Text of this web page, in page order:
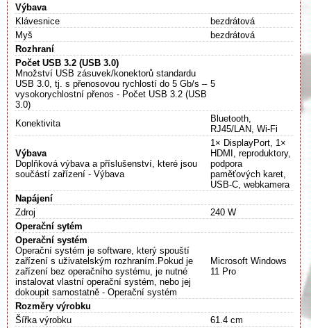
Výbava
Klávesnice
bezdrátová
Myš
bezdrátová
Rozhraní
Počet USB 3.2 (USB 3.0)
Množství USB zásuvek/konektorů standardu
USB 3.0, tj. s přenosovou rychlostí do 5 Gb/s –
vysokorychlostní přenos - Počet USB 3.2 (USB
3.0)
5
Konektivita
Bluetooth,
RJ45/LAN, Wi-Fi
Výbava
Doplňková výbava a příslušenství, které jsou
součástí zařízení - Výbava
1× DisplayPort, 1×
HDMI, reproduktory,
podpora
paměťových karet,
USB-C, webkamera
Napájení
Zdroj
240 W
Operační sytém
Operační systém
Operační systém je software, který spouští
zařízení s uživatelským rozhraním.Pokud je
zařízení bez operačního systému, je nutné
instalovat vlastní operační systém, nebo jej
dokoupit samostatně - Operační systém
Microsoft Windows
11 Pro
Rozměry výrobku
Šířka výrobku
61.4 cm